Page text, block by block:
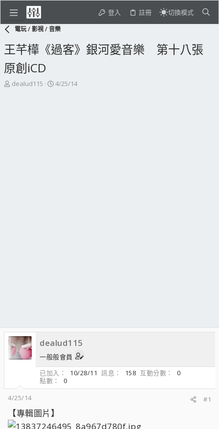
登入 註冊 切換模式
電玩 / 影視 / 音樂
王芊樺《過客》銀河愛音樂 第十八張
原創iCD
主
dealud115
開
4/25/14
dealud115
一般般會員
已加入
10/28/11 訊息 158 互動分數
0
點數
0
4/25/14
#1
【專輯圖片】